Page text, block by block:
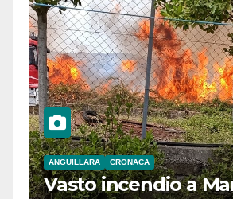
ANGUILLARA CRONACA
Vasto incendio a